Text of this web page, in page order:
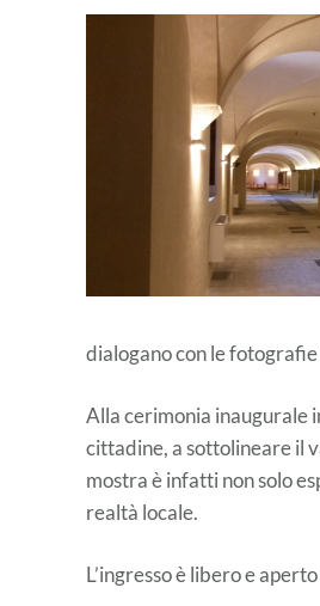
dialogano con le
Alla cerimonia inaugurale
cittadine, a sottolineare il
mostra è infatti non solo
realtà locale.
L’ingresso è libero e